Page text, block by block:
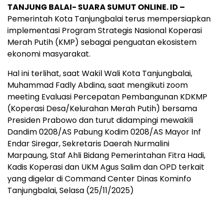
TANJUNG BALAI- SUARA SUMUT ONLINE. ID –
Pemerintah Kota Tanjungbalai terus mempersiapkan
implementasi Program Strategis Nasional Koperasi
Merah Putih (KMP) sebagai penguatan ekosistem
ekonomi masyarakat.
Hal ini terlihat, saat Wakil Wali Kota Tanjungbalai,
Muhammad Fadly Abdina, saat mengikuti zoom
meeting Evaluasi Percepatan Pembangunan KDKMP
(Koperasi Desa/Kelurahan Merah Putih) bersama
Presiden Prabowo dan turut didampingi mewakili
Dandim 0208/AS Pabung Kodim 0208/AS Mayor Inf
Endar Siregar, Sekretaris Daerah Nurmalini
Marpaung, Staf Ahli Bidang Pemerintahan Fitra Hadi,
Kadis Koperasi dan UKM Agus Salim dan OPD terkait
yang digelar di Command Center Dinas Kominfo
Tanjungbalai, Selasa (25/11/2025)